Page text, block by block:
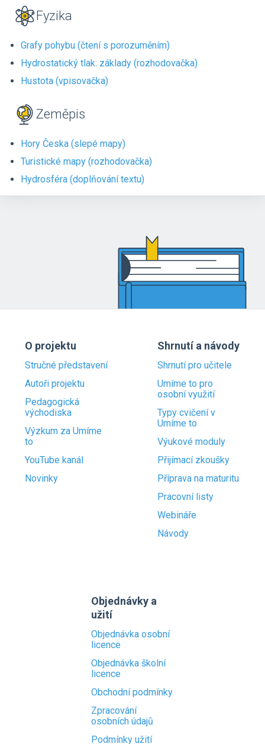
Fyzika
Grafy pohybu (čtení s porozuměním)
Hydrostatický tlak: základy (rozhodovačka)
Hustota (vpisovačka)
Zeměpis
Hory Česka (slepé mapy)
Turistické mapy (rozhodovačka)
Hydrosféra (doplňování textu)
O projektu
Stručné představení
Autoři projektu
Pedagogická
východiska
Výzkum za Umíme
to
YouTube kanál
Novinky
Shrnutí a návody
Shrnutí pro učitele
Umíme to pro
osobní využití
Typy cvičení v
Umíme to
Výukové moduly
Přijímací zkoušky
Příprava na maturitu
Pracovní listy
Webináře
Návody
Objednávky a
užití
Objednávka osobní
licence
Objednávka školní
licence
Obchodní podmínky
Zpracování
osobních údajů
Podmínky užití